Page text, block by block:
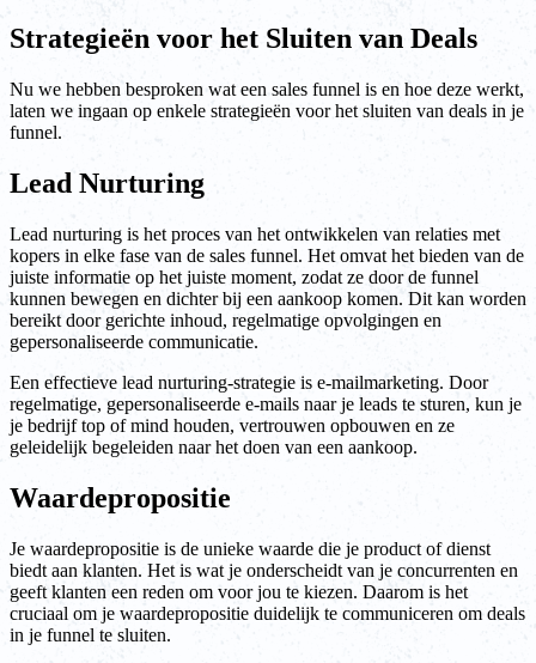
Strategieën voor het Sluiten van Deals
Nu we hebben besproken wat een sales funnel is en hoe deze werkt,
laten we ingaan op enkele strategieën voor het sluiten van deals in je
funnel.
Lead Nurturing
Lead nurturing is het proces van het ontwikkelen van relaties met
kopers in elke fase van de sales funnel. Het omvat het bieden van de
juiste informatie op het juiste moment, zodat ze door de funnel
kunnen bewegen en dichter bij een aankoop komen. Dit kan worden
bereikt door gerichte inhoud, regelmatige opvolgingen en
gepersonaliseerde communicatie.
Een effectieve lead nurturing-strategie is e-mailmarketing. Door
regelmatige, gepersonaliseerde e-mails naar je leads te sturen, kun je
je bedrijf top of mind houden, vertrouwen opbouwen en ze
geleidelijk begeleiden naar het doen van een aankoop.
Waardepropositie
Je waardepropositie is de unieke waarde die je product of dienst
biedt aan klanten. Het is wat je onderscheidt van je concurrenten en
geeft klanten een reden om voor jou te kiezen. Daarom is het
cruciaal om je waardepropositie duidelijk te communiceren om deals
in je funnel te sluiten.